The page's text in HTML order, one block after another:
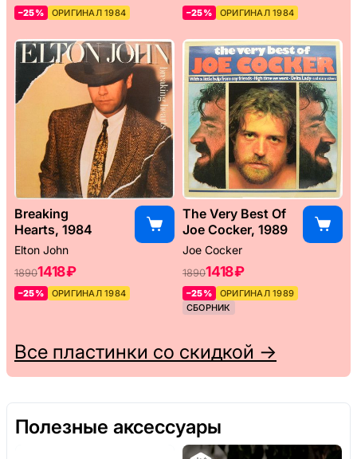
–25% ОРИГИНАЛ 1984 –25% ОРИГИНАЛ 1984
Breaking
Hearts, 1984
Elton John
18901418 ₽
–25% ОРИГИНАЛ 1984
The Very Best Of
Joe Cocker, 1989
Joe Cocker
18901418 ₽
–25%
ОРИГИНАЛ 1989
СБОРНИК
Все пластинки со скидкой →
Полезные аксессуары